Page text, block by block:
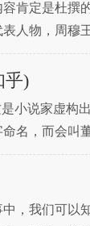
肯定是杜撰
人物，周穆
西王母和周
乎)
小说家虚构
名，而会叫
帝都是很低
，我们可以